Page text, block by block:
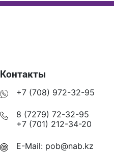
Контакты
+7 (708) 972-32-95
8 (7279) 72-32-95
+7 (701) 212-34-20
E-Mail: pob@nab.kz